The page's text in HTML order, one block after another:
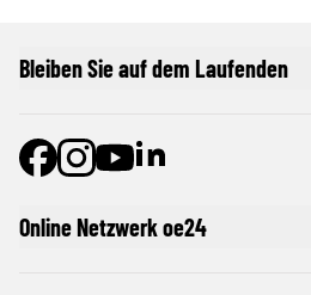
Online Netzwerk oe24
Bleiben Sie auf dem Laufenden